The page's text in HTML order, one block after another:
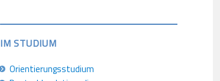
IM STUDIUM
Orientierungsstudium